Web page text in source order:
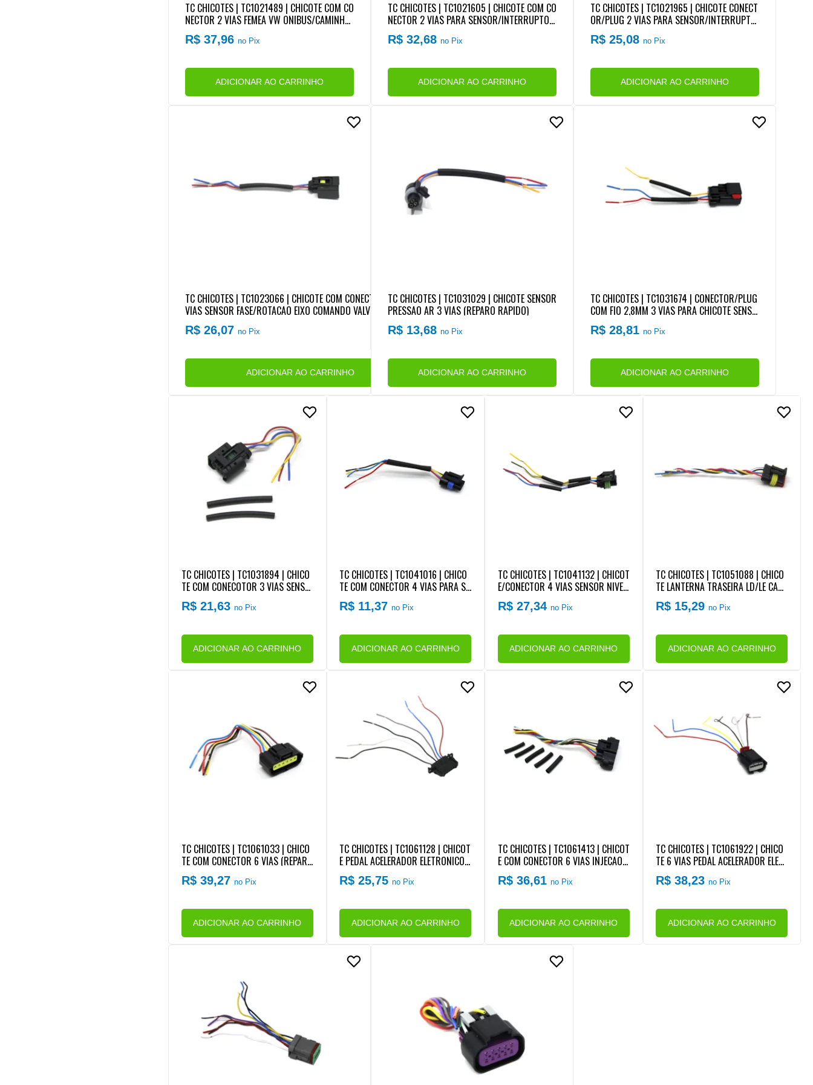
TC CHICOTES | TC1021489 | CHICOTE COM CO
NECTOR 2 VIAS FEMEA VW ONIBUS/CAMINHA
O (REPARO RAPIDO)
R$ 37,96 no Pix
ADICIONAR AO CARRINHO
TC CHICOTES | TC1021605 | CHICOTE COM CO
NECTOR 2 VIAS PARA SENSOR/INTERRUPTOR
PRESSAO OLEO FORD/VW MOTOR CUMMINS (
REPARO RAPIDO)
R$ 32,68 no Pix
ADICIONAR AO CARRINHO
TC CHICOTES | TC1021965 | CHICOTE CONECT
OR/PLUG 2 VIAS PARA SENSOR/INTERRUPTO
R TEMPERATURA AR GAS ESCAPE VW MOTOR
MAN EURO 5 (REPARO RAPIDO)
R$ 25,08 no Pix
ADICIONAR AO CARRINHO
TC CHICOTES | TC1023066 | CHICOTE COM CONECTOR/PLUG 2
VIAS SENSOR FASE/ROTACAO EIXO COMANDO VALVULA MB OM
457LA/OM501LA/OM904LA/OM906LA/OM924LA/OM926LA (R
EPARO RAPIDO)
R$ 26,07 no Pix
ADICIONAR AO CARRINHO
TC CHICOTES | TC1031029 | CHICOTE SENSOR
PRESSAO AR 3 VIAS (REPARO RAPIDO)
R$ 13,68 no Pix
ADICIONAR AO CARRINHO
TC CHICOTES | TC1031674 | CONECTOR/PLUG
COM FIO 2,8MM 3 VIAS PARA CHICOTE SENSO
R ROTACAO (REPARO RAPIDO)
R$ 28,81 no Pix
ADICIONAR AO CARRINHO
TC CHICOTES | TC1031894 | CHICO
TE COM CONECOTOR 3 VIAS SENSO
R PRESSAO OLEO MOTOR MB MOTO
R (REPARO RAPIDO)
R$ 21,63 no Pix
ADICIONAR AO CARRINHO
TC CHICOTES | TC1041016 | CHICO
TE COM CONECTOR 4 VIAS PARA SE
NSOR INDUTIVO VELOCIDADE CAMB
IO VW (PLUG RETANGULAR) (REPAR
R$ 11,37no Pix
ADICIONAR AO CARRINHO
TC CHICOTES | TC1041132 | CHICOT
E/CONECTOR 4 VIAS SENSOR NIVEL
RESERVARTORIO DAGUA VW (REPA
RO RAPIDO)
R$ 27,34 no Pix
ADICIONAR AO CARRINHO
TC CHICOTES | TC1051088 | CHICO
TE LANTERNA TRASEIRA LD/LE CAR
RETA/IMPLEMTOS RODOVIARIOS M
ODELO TRIPLO X (CONECTOR 5 VIAS
R$ 15,29no Pix
ADICIONAR AO CARRINHO
TC CHICOTES | TC1061033 | CHICO
TE COM CONECTOR 6 VIAS (REPARO
RAPIDO)
R$ 39,27 no Pix
ADICIONAR AO CARRINHO
TC CHICOTES | TC1061128 | CHICOT
E PEDAL ACELERADOR ELETRONICO
VW (6 VIAS) (REPARO RAPIDO)
R$ 25,75no Pix
ADICIONAR AO CARRINHO
TC CHICOTES | TC1061413 | CHICOT
E COM CONECTOR 6 VIAS INJECAO E
LETRONICA (REPARO RAPIDO)
R$ 36,61 no Pix
ADICIONAR AO CARRINHO
TC CHICOTES | TC1061922 | CHICO
TE 6 VIAS PEDAL ACELERADOR ELET
RONICO FORD CARGO (REPARO RAP
IDO)
R$ 38,23no Pix
ADICIONAR AO CARRINHO